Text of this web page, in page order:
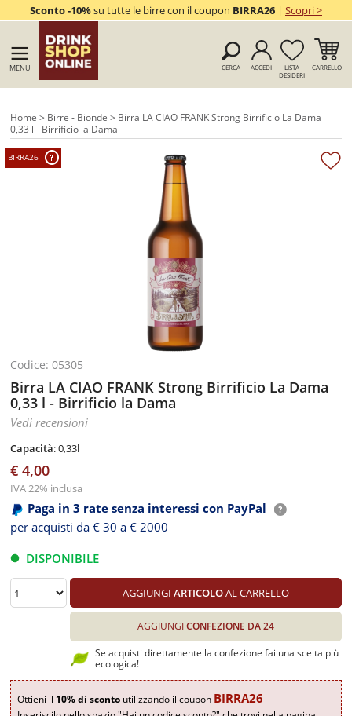
Sconto -10%su tutte le birre con il coupon BIRRA26| Scopri >
MENU CERCA ACCEDI
LISTA
DESIDERI
CARRELLO
Home > Birre - Bionde > Birra LA CIAO FRANK Strong Birrificio La Dama
0,33 l - Birrificio la Dama
BIRRA26
Codice: 05305
Birra LA CIAO FRANK Strong Birrificio La Dama
0,33 l - Birrificio la Dama
Vedi recensioni
Capacità: 0,33l
€ 4,00
IVA 22% inclusa
Paga in 3 rate senza interessi con PayPal
per acquisti da € 30 a € 2000
DISPONIBILE
AGGIUNGI ARTICOLOAL CARRELLO
AGGIUNGICONFEZIONE DA 24
Se acquisti direttamente la confezione fai una scelta più
ecologica!
Ottieni il 10% di sconto utilizzando il coupon BIRRA26